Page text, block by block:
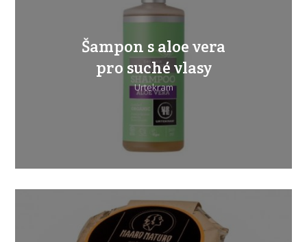
Šampon s aloe vera
pro suché vlasy
Urtekram